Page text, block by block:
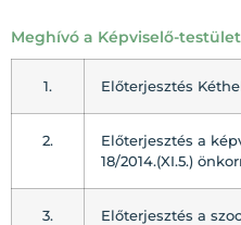
Meghívó a Képviselő-testület
1. Előterjesztés
2.
Előterjesztés a
18/2014.(XI.5.)
3.
Előterjesztés a